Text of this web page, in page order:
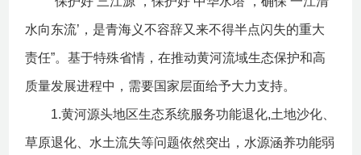
水向东流’，是青海义不容辞又来不得半点闪失的重大
责任”。基于特殊省情，在推动黄河流域生态保护和高
质量发展进程中，需要国家层面给予大力支持。
1.黄河源头地区生态系统服务功能退化,土地沙化、
草原退化、水土流失等问题依然突出，水源涵养功能弱